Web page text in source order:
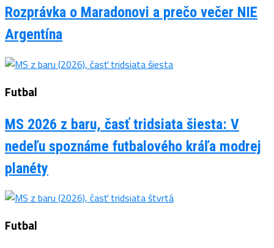
Rozprávka o Maradonovi a prečo večer NIE
Argentína
Futbal
MS 2026 z baru, časť tridsiata šiesta: V
nedeľu spoznáme futbalového kráľa modrej
planéty
Futbal